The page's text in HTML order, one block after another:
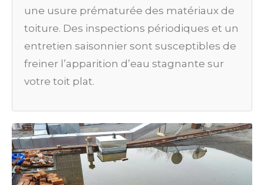
une usure prématurée des matériaux de
toiture. Des inspections périodiques et un
entretien saisonnier sont susceptibles de
freiner l’apparition d’eau stagnante sur
votre toit plat.